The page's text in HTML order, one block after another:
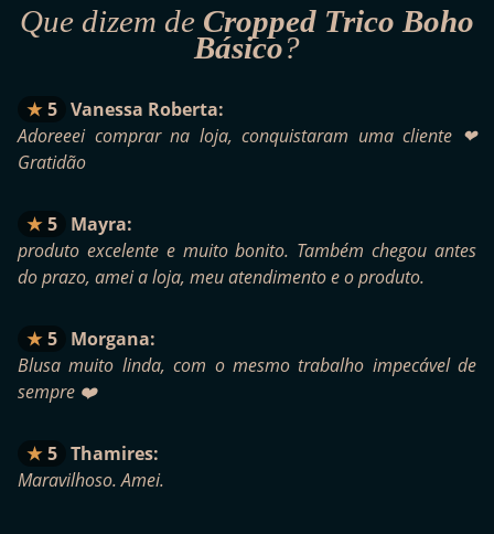
Que dizem de Cropped Trico Boho
Básico?
5 Vanessa Roberta:
Adoreeei comprar na loja, conquistaram uma cliente ❤
Gratidão
5
Mayra:
produto excelente e muito bonito. Também chegou antes
do prazo, amei a loja, meu atendimento e o produto.
5
Morgana:
Blusa muito linda, com o mesmo trabalho impecável de
sempre ❤️
5 Thamires:
Maravilhoso. Amei.